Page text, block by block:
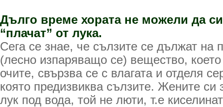
Дълго време хората не можели да
“плачат” от лука.
Сега се знае, че сълзите се дължат на
(лесно изпаряващо се) вещество, което
очите, свързва се с влагата и отделя
която предизвиква сълзите. Жените си
лук под вода, той не люти, т.е